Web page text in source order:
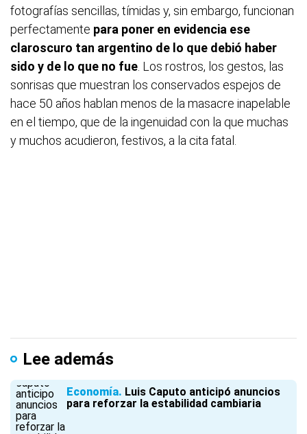
fotografías sencillas, tímidas y, sin embargo, funcionan
perfectamente para poner en evidencia ese
claroscuro tan argentino de lo que debió haber
sido y de lo que no fue . Los rostros, los gestos, las
sonrisas que muestran los conservados espejos de
hace 50 años hablan menos de la masacre inapelable
en el tiempo, que de la ingenuidad con la que muchas
y muchos acudieron, festivos, a la cita fatal.
Lee además
Economía Luis Caputo anticipó anuncios
para reforzar la estabilidad cambiaria